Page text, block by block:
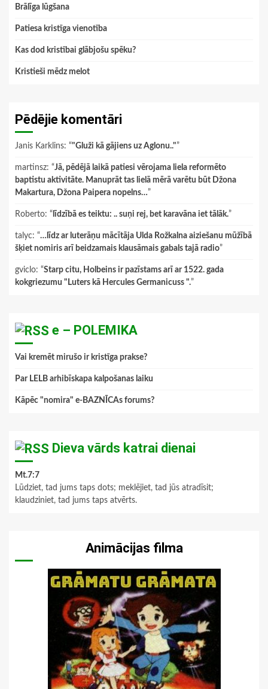
Brālīga lūgšana
Patiesa kristīga vienotība
Kas dod kristībai glābjošu spēku?
Kristieši mēdz melot
Pēdējie komentāri
Janis Karklins: “"Gluži kā gājiens uz Aglonu.."”
martinsz: “Jā, pēdējā laikā patiesi vērojama liela reformēto
baptistu aktivitāte. Manuprāt tas lielā mērā varētu būt Džona
Makartura, Džona Paipera nopelns…”
Roberto: “ līdzībā es teiktu: .. suņi rej, bet karavāna iet tālāk.”
talyc: “…līdz ar luterāņu mācītāja Ulda Rožkalna aiziešanu mūžībā
šķiet nomiris arī beidzamais klausāmais gabals tajā radio”
gviclo: “Starp citu, Holbeins ir pazīstams arī ar 1522. gada
kokgriezumu "Luters kā Hercules Germanicuss ".”
e – POLEMIKA
Vai kremēt mirušo ir kristīga prakse?
Par LELB arhibīskapa kalpošanas laiku
Kāpēc "nomira" e-BAZNĪCAs forums?
Dieva vārds katrai dienai
Mt.7:7
Lūdziet, tad jums taps dots; meklējiet, tad jūs atradīsit;
klaudziniet, tad jums taps atvērts.
Animācijas filma